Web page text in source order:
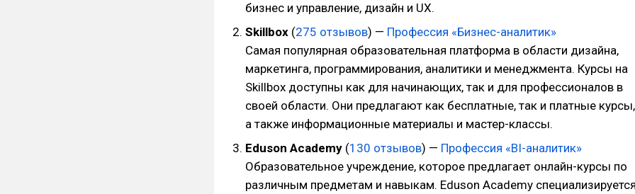
бизнес и управление, дизайн и UX.
Skillbox (275 отзывов) — Профессия «Бизнес-аналитик»
Самая популярная образовательная платформа в области дизайна,
маркетинга, программирования, аналитики и менеджмента. Курсы на
Skillbox доступны как для начинающих, так и для профессионалов в
своей области. Они предлагают как бесплатные, так и платные курсы,
а также информационные материалы и мастер-классы.
Eduson Academy (130 отзывов) — Профессия «BI-аналитик»
Образовательное учреждение, которое предлагает онлайн-курсы по
различным предметам и навыкам. Eduson Academy